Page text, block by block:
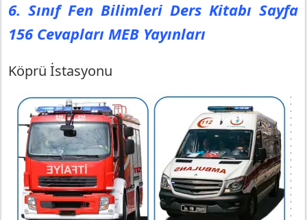
6. Sınıf Fen Bilimleri Ders Kitabı Sayfa
156 Cevapları MEB Yayınları
Köprü İstasyonu